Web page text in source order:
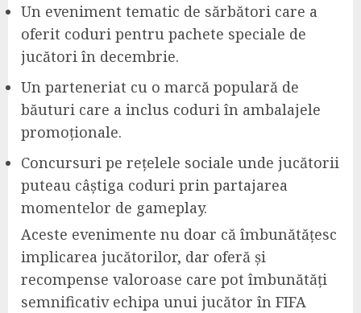
Un eveniment tematic de sărbători care a
oferit coduri pentru pachete speciale de
jucători în decembrie.
Un parteneriat cu o marcă populară de
băuturi care a inclus coduri în ambalajele
promoționale.
Concursuri pe rețelele sociale unde jucătorii
puteau câștiga coduri prin partajarea
momentelor de gameplay.
Aceste evenimente nu doar că îmbunătățesc
implicarea jucătorilor, dar oferă și
recompense valoroase care pot îmbunătăți
semnificativ echipa unui jucător în FIFA